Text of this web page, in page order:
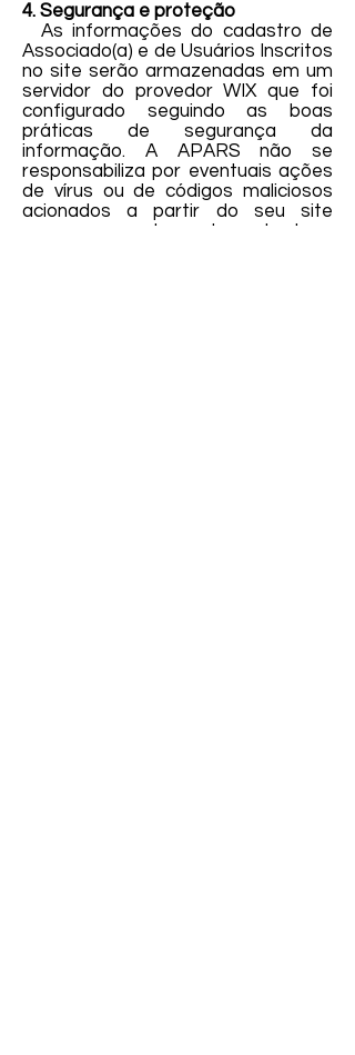
4. Segurança e proteção
As informações do cadastro de
Associado(a) e de Usuários Inscritos
no site serão armazenadas em um
servidor do provedor WIX que foi
configurado seguindo as boas
práticas de segurança da
informação. A APARS não se
responsabiliza por eventuais ações
de vírus ou de códigos maliciosos
acionados a partir do seu site
www.apars.ogr.br
ou da conta de e-